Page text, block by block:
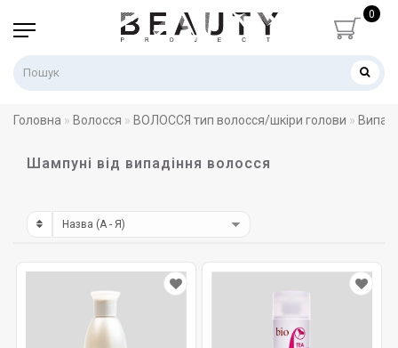
0
Головна Волосся ВОЛОССЯ тип волосся/шкіри голови
Шампуні від випадіння волосся